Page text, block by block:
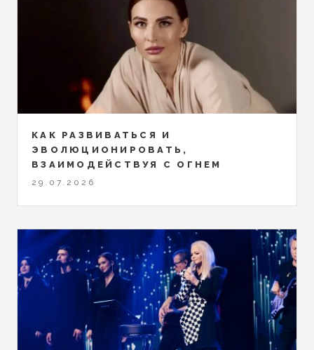
КАК РАЗВИВАТЬСЯ И
ЭВОЛЮЦИОНИРОВАТЬ,
ВЗАИМОДЕЙСТВУЯ С ОГНЕМ
29.07.2026